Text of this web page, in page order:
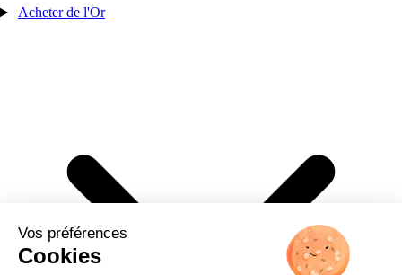
Vos préférences
Cookies
Acheter de l'Or